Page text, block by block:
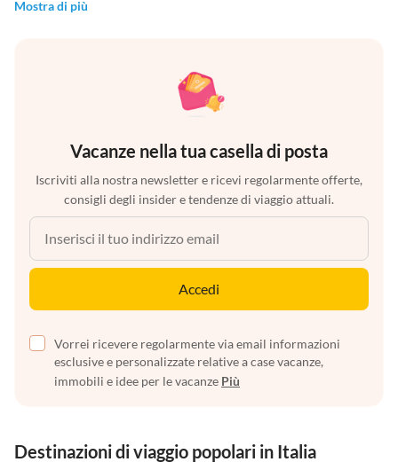
Mostra di più
Vacanze nella tua casella di posta
Iscriviti alla nostra newsletter e ricevi regolarmente offerte,
consigli degli insider e tendenze di viaggio attuali.
Accedi
Vorrei ricevere regolarmente via email informazioni
esclusive e personalizzate relative a case vacanze,
immobili e idee per le vacanze Più
Destinazioni di viaggio popolari in Italia